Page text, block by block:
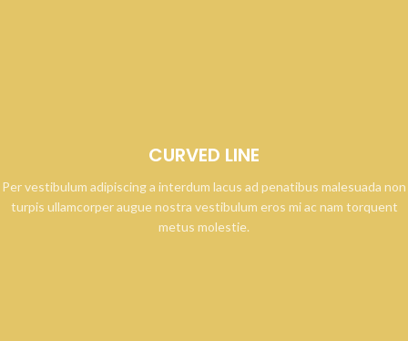
CURVED LINE
Per vestibulum adipiscing a interdum lacus ad penatibus malesuada non
turpis ullamcorper augue nostra vestibulum eros mi ac nam torquent
metus molestie.